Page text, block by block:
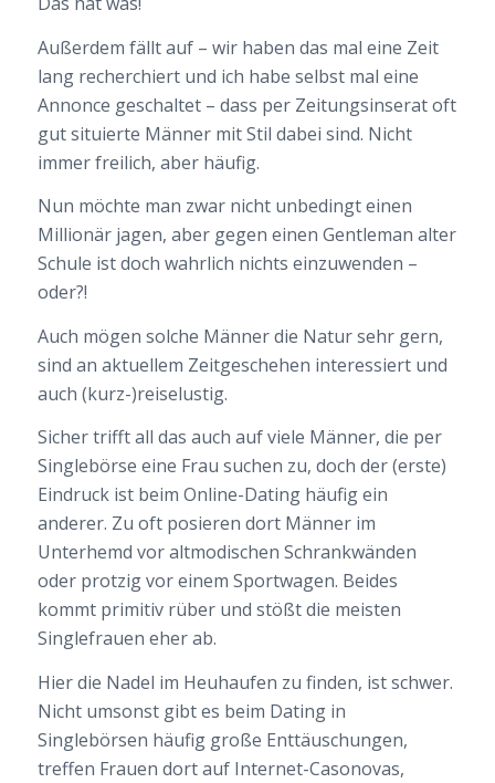
Außerdem fällt auf – wir haben das mal eine Zeit
lang recherchiert und ich habe selbst mal eine
Annonce geschaltet – dass per Zeitungsinserat oft
gut situierte Männer mit Stil dabei sind. Nicht
immer freilich, aber häufig.
Nun möchte man zwar nicht unbedingt einen
Millionär jagen, aber gegen einen Gentleman alter
Schule ist doch wahrlich nichts einzuwenden –
oder?!
Auch mögen solche Männer die Natur sehr gern,
sind an aktuellem Zeitgeschehen interessiert und
auch (kurz-)reiselustig.
Sicher trifft all das auch auf viele Männer, die per
Singlebörse eine Frau suchen zu, doch der (erste)
Eindruck ist beim Online-Dating häufig ein
anderer. Zu oft posieren dort Männer im
Unterhemd vor altmodischen Schrankwänden
oder protzig vor einem Sportwagen. Beides
kommt primitiv rüber und stößt die meisten
Singlefrauen eher ab.
Hier die Nadel im Heuhaufen zu finden, ist schwer.
Nicht umsonst gibt es beim Dating in
Singlebörsen häufig große Enttäuschungen,
treffen Frauen dort auf Internet-Casonovas,